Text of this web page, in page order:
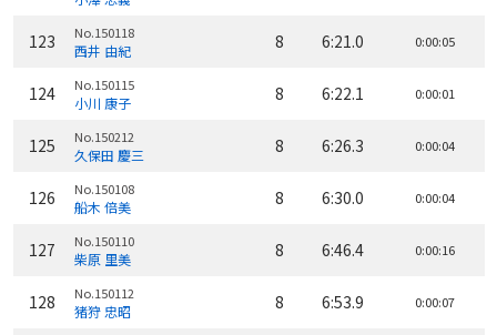
123 No.150118
西井 由紀 8 6:21.0 0:00:05
124 No.150115
小川 康子 8 6:22.1 0:00:01
125 No.150212
久保田 慶三 8 6:26.3 0:00:04
126 No.150108
船木 倍美 8 6:30.0 0:00:04
127 No.150110
柴原 里美 8 6:46.4 0:00:16
128 No.150112
猪狩 忠昭 8 6:53.9 0:00:07